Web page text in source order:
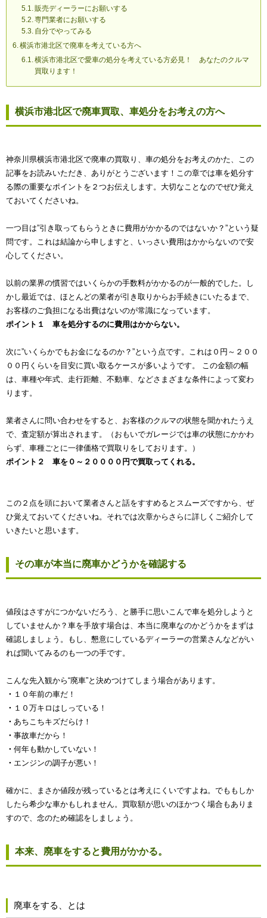
販売ディーラーにお願いする
専門業者にお願いする
自分でやってみる
横浜市港北区で廃車を考えている方へ
横浜市港北区で愛車の処分を考えている方必見！ あなたのクルマ
買取ります！
横浜市港北区で廃車買取、車処分をお考えの方へ
神奈川県横浜市港北区で廃車の買取り、車の処分をお考えのかた、この
記事をお読みいただき、ありがとうございます！この章では車を処分す
る際の重要なポイントを２つお伝えします。大切なことなのでぜひ覚え
ておいてくださいね。
一つ目は”引き取ってもらうときに費用がかかるのではないか？”という疑
問です。これは結論から申しますと、いっさい費用はかからないので安
心してください。
以前の業界の慣習ではいくらかの手数料がかかるのが一般的でした。し
かし最近では、ほとんどの業者が引き取りからお手続きにいたるまで、
お客様のご負担になる出費はないのが常識になっています。
ポイント１ 車を処分するのに費用はかからない。
次に”いくらかでもお金になるのか？”という点です。これは０円～２００
００円くらいを目安に買い取るケースが多いようです。 この金額の幅
は、車種や年式、走行距離、不動車、などさまざまな条件によって変わ
ります。
業者さんに問い合わせをすると、お客様のクルマの状態を聞かれたうえ
で、査定額が算出されます。（おもいでガレージでは車の状態にかかわ
らず、車種ごとに一律価格で買取りをしております。）
ポイント２ 車を０～２００００円で買取ってくれる。
この２点を頭において業者さんと話をすすめるとスムーズですから、ぜ
ひ覚えておいてくださいね。それでは次章からさらに詳しくご紹介して
いきたいと思います。
その車が本当に廃車かどうかを確認する
値段はさすがにつかないだろう、と勝手に思いこんで車を処分しようと
していませんか？車を手放す場合は、本当に廃車なのかどうかをまずは
確認しましょう。もし、懇意にしているディーラーの営業さんなどがい
れば聞いてみるのも一つの手です。
こんな先入観から“廃車”と決めつけてしまう場合があります。
・ １０年前の車だ！
・ １０万キロはしっている！
・ あちこちキズだらけ！
・ 事故車だから！
・ 何年も動かしていない！
・ エンジンの調子が悪い！
確かに、まさか値段が残っているとは考えにくいですよね。でももしか
したら希少な車かもしれません。買取額が思いのほかつく場合もありま
すので、念のため確認をしましょう。
本来、廃車をすると費用がかかる。
廃車をする、とは